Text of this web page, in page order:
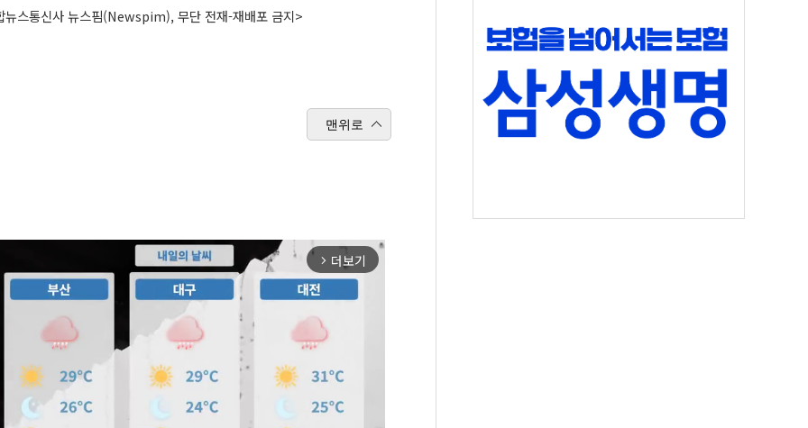
뉴스통신사 뉴스핌(Newspim), 무단 전재-재배포 금지>
맨위로
arrow_forward_ios 더보기